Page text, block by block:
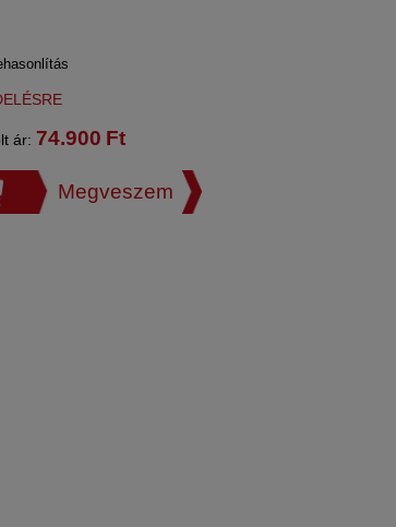
ár: 74.900 Ft
Megveszem